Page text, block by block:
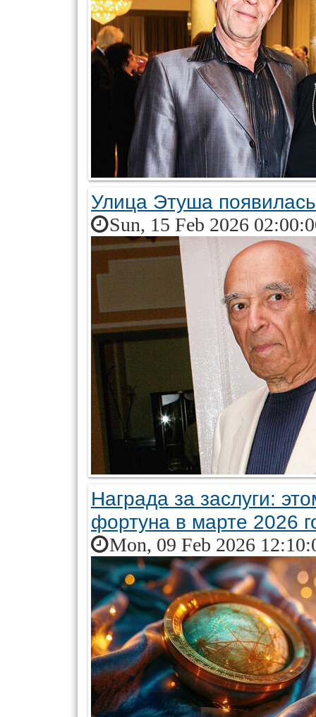
Улица Этуша
Sun, 15 Feb 2026
Награда за заслуги:
фортуна в марте 2026
Mon, 09 Feb 2026